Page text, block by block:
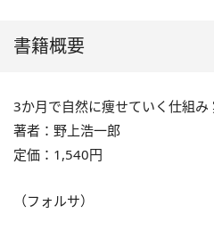
書籍概要
3か月で自然に痩せていく仕組み
著者：野上浩一郎
定価：1,540円
（フォルサ）